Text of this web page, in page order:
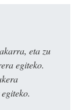
eta zu
egiteko.